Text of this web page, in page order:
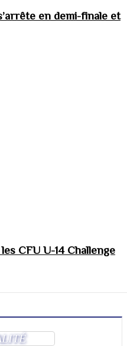
en demi-finale et
CFU U-14 Challenge